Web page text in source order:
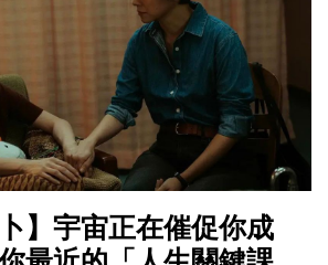
卜】宇宙正在催促你成